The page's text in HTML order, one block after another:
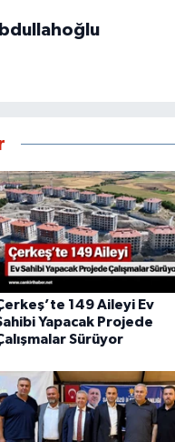
149 Aileyi Ev
Yapacak Projede
Sürüyor